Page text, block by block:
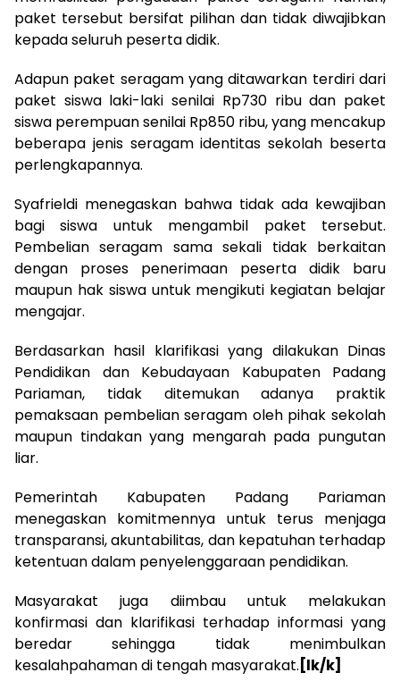
paket tersebut bersifat pilihan dan tidak diwajibkan
kepada seluruh peserta didik.
Adapun paket seragam yang ditawarkan terdiri dari
paket siswa laki-laki senilai Rp730 ribu dan paket
siswa perempuan senilai Rp850 ribu, yang mencakup
beberapa jenis seragam identitas sekolah beserta
perlengkapannya.
Syafrieldi menegaskan bahwa tidak ada kewajiban
bagi siswa untuk mengambil paket tersebut.
Pembelian seragam sama sekali tidak berkaitan
dengan proses penerimaan peserta didik baru
maupun hak siswa untuk mengikuti kegiatan belajar
mengajar.
Berdasarkan hasil klarifikasi yang dilakukan Dinas
Pendidikan dan Kebudayaan Kabupaten Padang
Pariaman, tidak ditemukan adanya praktik
pemaksaan pembelian seragam oleh pihak sekolah
maupun tindakan yang mengarah pada pungutan
liar.
Pemerintah Kabupaten Padang Pariaman
menegaskan komitmennya untuk terus menjaga
transparansi, akuntabilitas, dan kepatuhan terhadap
ketentuan dalam penyelenggaraan pendidikan.
Masyarakat juga diimbau untuk melakukan
konfirmasi dan klarifikasi terhadap informasi yang
beredar sehingga tidak menimbulkan
kesalahpahaman di tengah masyarakat. [lk/k]